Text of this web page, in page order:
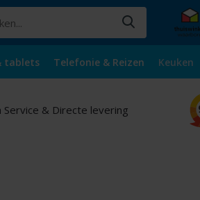
tablets Telefonie & Reizen Keuken
Service & Directe levering